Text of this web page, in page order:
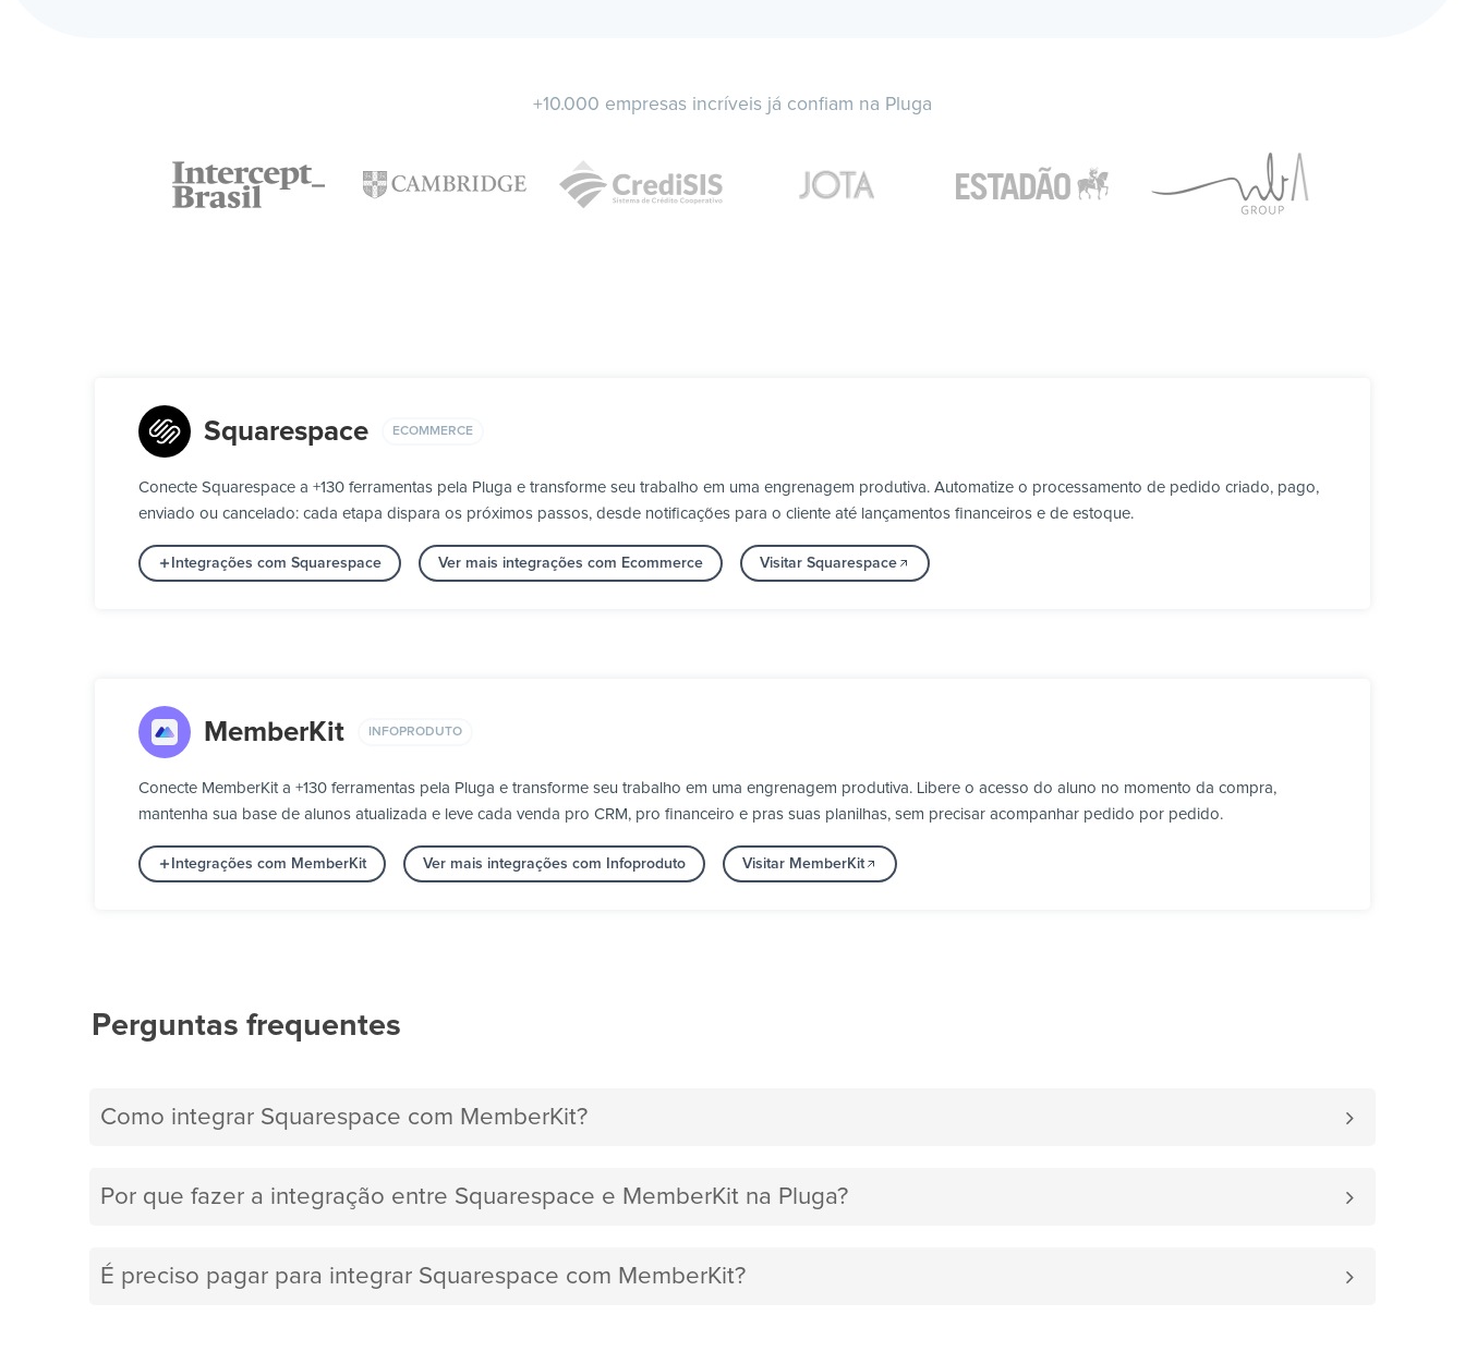
+10.000 empresas incríveis já confiam na Pluga
Squarespace ECOMMERCE
Conecte Squarespace a +130 ferramentas pela Pluga e transforme seu trabalho em uma engrenagem produtiva. Automatize o processamento de pedido criado, pago,
enviado ou cancelado: cada etapa dispara os próximos passos, desde notificações para o cliente até lançamentos financeiros e de estoque.
Integrações com Squarespace Ver mais integrações com Ecommerce Visitar Squarespace
MemberKit INFOPRODUTO
Conecte MemberKit a +130 ferramentas pela Pluga e transforme seu trabalho em uma engrenagem produtiva. Libere o acesso do aluno no momento da compra,
mantenha sua base de alunos atualizada e leve cada venda pro CRM, pro financeiro e pras suas planilhas, sem precisar acompanhar pedido por pedido.
Integrações com MemberKit Ver mais integrações com Infoproduto Visitar MemberKit
Perguntas frequentes
Como integrar Squarespace com MemberKit?
Por que fazer a integração entre Squarespace e MemberKit na Pluga?
É preciso pagar para integrar Squarespace com MemberKit?